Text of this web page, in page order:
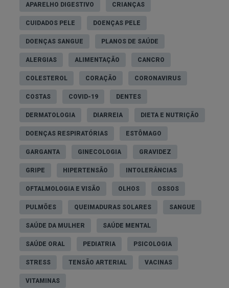
APARELHO DIGESTIVO CRIANÇAS
CUIDADOS PELE DOENÇAS PELE
DOENÇAS SANGUE PLANOS DE SAÚDE
ALERGIAS ALIMENTAÇÃO CANCRO
COLESTEROL CORAÇÃO CORONAVIRUS
COSTAS COVID-19 DENTES
DERMATOLOGIA DIARREIA DIETA E NUTRIÇÃO
DOENÇAS RESPIRATÓRIAS ESTÔMAGO
GARGANTA GINECOLOGIA GRAVIDEZ
GRIPE HIPERTENSÃO INTOLERÂNCIAS
OFTALMOLOGIA E VISÃO OLHOS OSSOS
PULMÕES QUEIMADURAS SOLARES SANGUE
SAÚDE DA MULHER SAÚDE MENTAL
SAÚDE ORAL PEDIATRIA PSICOLOGIA
STRESS TENSÃO ARTERIAL VACINAS
VITAMINAS